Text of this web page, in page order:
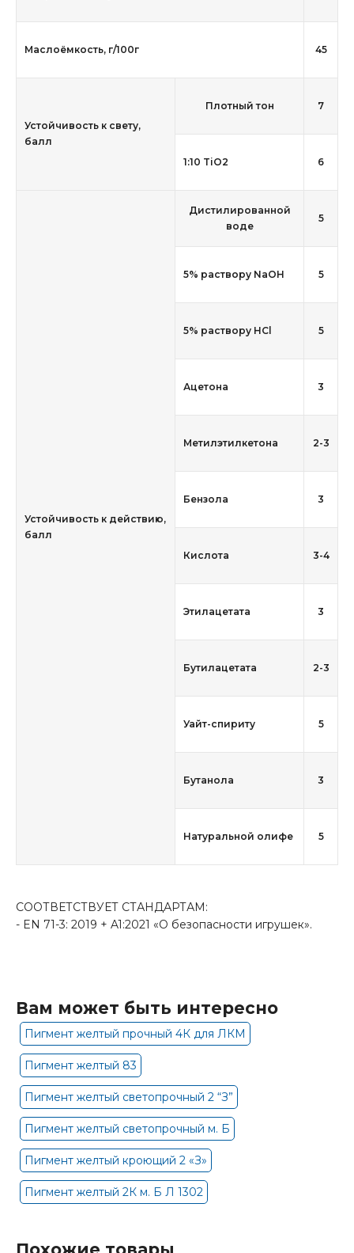
Маслоёмкость, г/100г 45
Устойчивость к свету,
балл
Плотный тон 7
1:10 TiO2 6
Устойчивость к действию,
балл
Дистилированной
воде
5
5% раствору NaOH 5
5% раствору HCl 5
Ацетона 3
Метилэтилкетона 2-3
Бензола 3
Кислота 3-4
Этилацетата 3
Бутилацетата 2-3
Уайт-спириту 5
Бутанола 3
Натуральной олифе 5
СООТВЕТСТВУЕТ СТАНДАРТАМ:
- EN 71-3: 2019 + A1:2021 «О безопасности игрушек».
Вам может быть интересно
Пигмент желтый прочный 4К для ЛКМ
Пигмент желтый 83
Пигмент желтый светопрочный 2 “З”
Пигмент желтый светопрочный м. Б
Пигмент желтый кроющий 2 «З»
Пигмент желтый 2К м. Б Л 1302